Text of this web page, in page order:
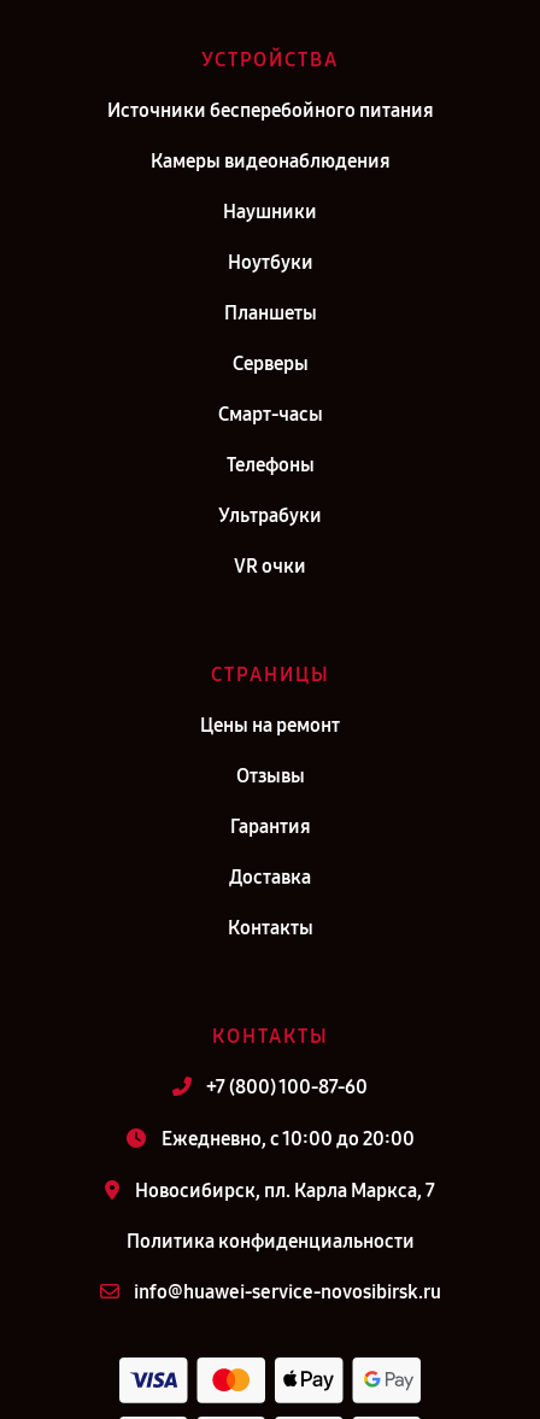
УСТРОЙСТВА
Источники бесперебойного питания
Камеры видеонаблюдения
Наушники
Ноутбуки
Планшеты
Серверы
Смарт-часы
Телефоны
Ультрабуки
VR очки
СТРАНИЦЫ
Цены на ремонт
Отзывы
Гарантия
Доставка
Контакты
КОНТАКТЫ
+7 (800) 100-87-60
Ежедневно, с 10:00 до 20:00
Новосибирск, пл. Карла Маркса, 7
Политика конфиденциальности
info@huawei-service-novosibirsk.ru